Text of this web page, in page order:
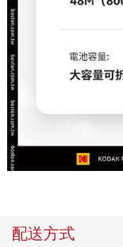
配送方式